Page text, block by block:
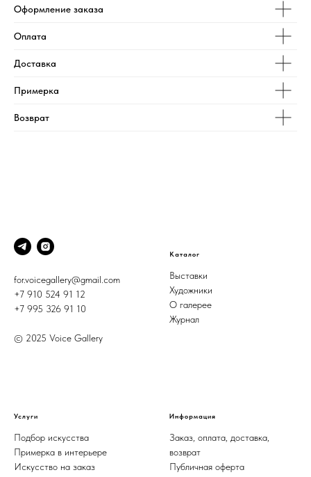
Оформление заказа
Оплата
Доставка
Примерка
Возврат
for.voicegallery@gmail.com
+7 910 524 91 12
+7 995 326 91 10
© 2025 Voice Gallery
Каталог
Выставки
Художники
О галерее
Журнал
Услуги
Подбор искусства
Примерка в интерьере
Искусство на заказ
Информация
Заказ, оплата, доставка,
возврат
Публичная оферта